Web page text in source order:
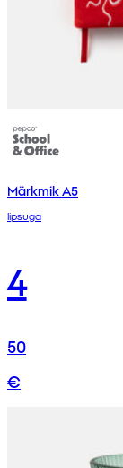
Märkmik A5
lipsuga
4
50
€